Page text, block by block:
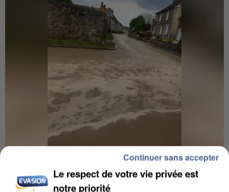
UNE TOURISTE DE L’OISE EMPORTÉE PAR UNE
COULÉE DE BOUE EN HAUTE-SAVOIE
Le respect de votre vie privée est
notre priorité
Continuer sans accepter